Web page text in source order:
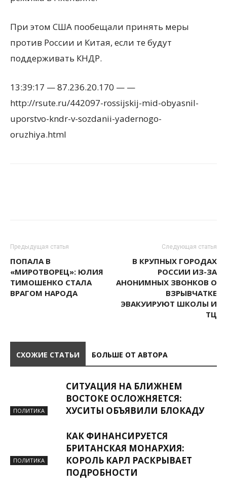
При этом США пообещали принять меры
против России и Китая, если те будут
поддерживать КНДР.
13:39:17 — 87.236.20.170 — —
http://rsute.ru/442097-rossijskij-mid-obyasnil-
uporstvo-kndr-v-sozdanii-yadernogo-
oruzhiya.html
Предыдущая статья
ПОПАЛА В
«МИРОТВОРЕЦ»: ЮЛИЯ
ТИМОШЕНКО СТАЛА
ВРАГОМ НАРОДА
Следующая статья
В КРУПНЫХ ГОРОДАХ
РОССИИ ИЗ-ЗА
АНОНИМНЫХ ЗВОНКОВ О
ВЗРЫВЧАТКЕ
ЭВАКУИРУЮТ ШКОЛЫ И
ТЦ
СХОЖИЕ СТАТЬИ БОЛЬШЕ ОТ АВТОРА
ПОЛИТИКА
СИТУАЦИЯ НА БЛИЖНЕМ
ВОСТОКЕ ОСЛОЖНЯЕТСЯ:
ХУСИТЫ ОБЪЯВИЛИ БЛОКАДУ
ПОЛИТИКА
КАК ФИНАНСИРУЕТСЯ
БРИТАНСКАЯ МОНАРХИЯ:
КОРОЛЬ КАРЛ РАСКРЫВАЕТ
ПОДРОБНОСТИ